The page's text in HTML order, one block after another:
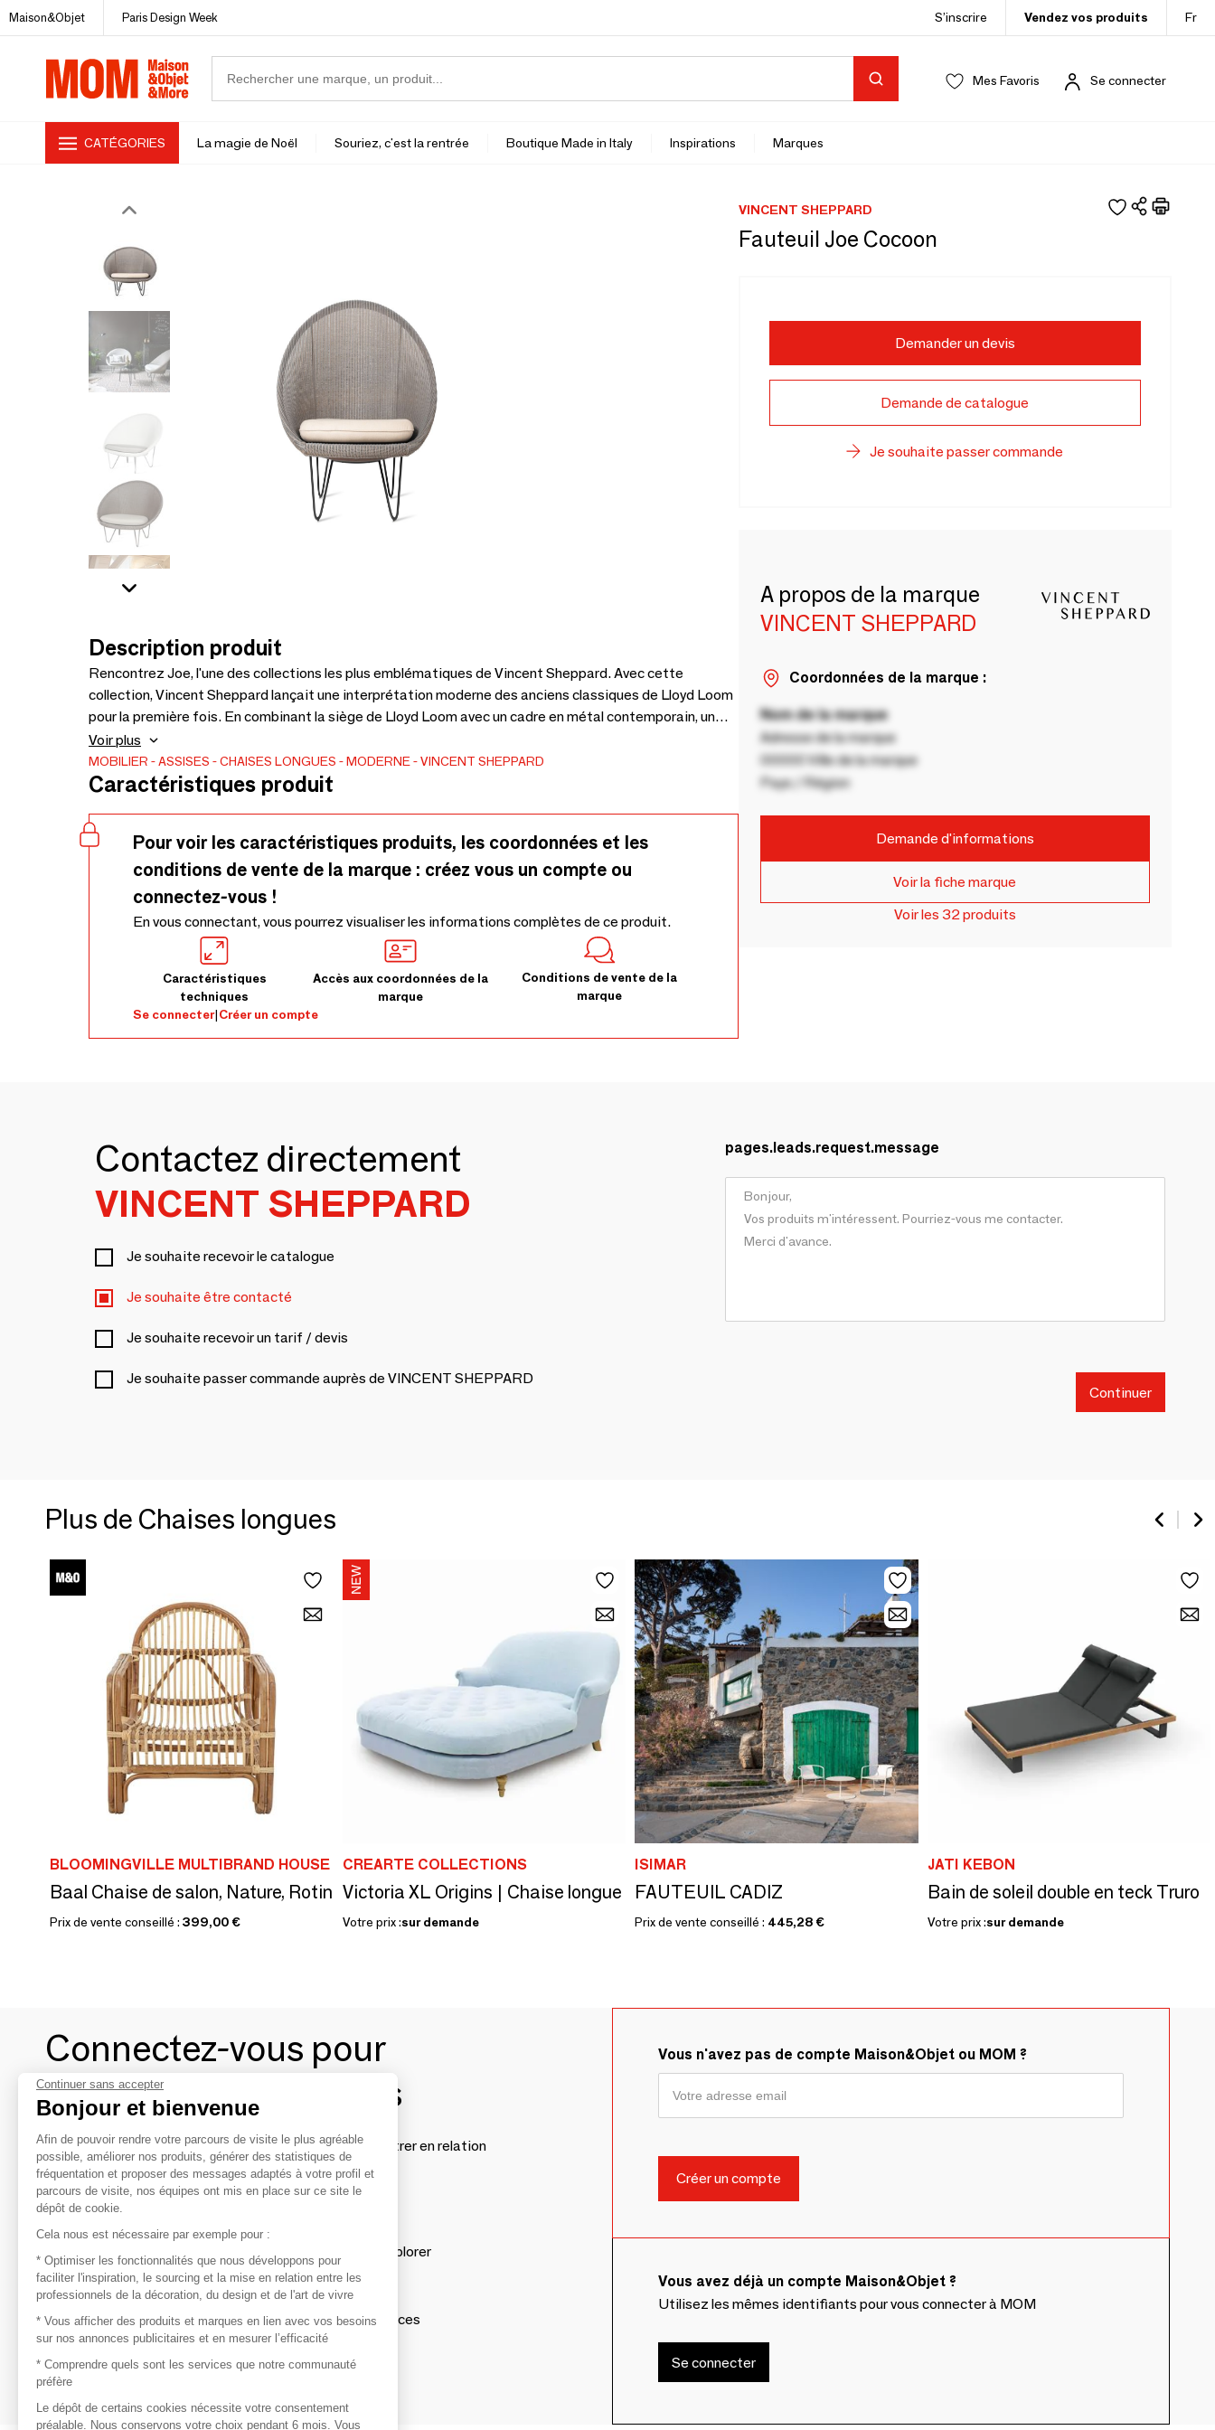
Maison&Objet Paris Design Week S’inscrire Vendez vos produits Fr
Mes Favoris Se connecter
CATÉGORIES La magie de Noël Souriez, c'est la rentrée Boutique Made in Italy Inspirations Marques
Description produit
Rencontrez Joe, l'une des collections les plus emblématiques de Vincent Sheppard. Avec cette
collection, Vincent Sheppard lançait une interprétation moderne des anciens classiques de Lloyd Loom
pour la première fois. En combinant la siège de Lloyd Loom avec un cadre en métal contemporain, un
design étonnamment léger est créé qui préserve l'aspect raffiné du tissu Lloyd Loom, mais se sent très
contemporain. Le siège est disponible dans toutes les couleurs Lloyd Loom de Vincent Sheppard ou
n'importe quelle couleur de RAL de votre choix.
Voir plus
MOBILIER ASSISES CHAISES LONGUES MODERNE VINCENT SHEPPARD
Caractéristiques produit
Pour voir les caractéristiques produits, les coordonnées et les
conditions de vente de la marque : créez vous un compte ou
connectez-vous !
En vous connectant, vous pourrez visualiser les informations complètes de ce produit.
Caractéristiques
techniques
Accès aux coordonnées de la
marque
Conditions de vente de la
marque
Se connecter|Créer un compte
VINCENT SHEPPARD
Fauteuil Joe Cocoon
Demander un devis
Demande de catalogue
Je souhaite passer commande
A propos de la marque
VINCENT SHEPPARD
Coordonnées de la marque :
Nom de la marque
Adresse de la marque
00000 Ville de la marque
Pays / Région
Demande d'informations
Voir la fiche marque
Voir les 32 produits
Contactez directement
VINCENT SHEPPARD
Je souhaite recevoir le catalogue
Je souhaite être contacté
Je souhaite recevoir un tarif / devis
Je souhaite passer commande auprès de VINCENT SHEPPARD
pages.leads.request.message
Continuer
Plus de Chaises longues
BLOOMINGVILLE MULTIBRAND HOUSE
Baal Chaise de salon, Nature, Rotin
Prix de vente conseillé : 399,00 €
CREARTE COLLECTIONS
Victoria XL Origins | Chaise longue
Votre prix :sur demande
ISIMAR
FAUTEUIL CADIZ
Prix de vente conseillé : 445,28 €
JATI KEBON
Bain de soleil double en teck Truro
Votre prix :sur demande
Connectez-vous pour
contacter les marques
Afin de profiter au mieux de l'expérience MOM et de rentrer en relation
avec vos marques préférées, créez-vous un compte.
Découvrir
Les produits de milliers de fournisseurs à explorer
S'inspirer
Inspiration et sélections de produits tendances
Contacter
Vous n'avez pas de compte Maison&Objet ou MOM ?
Vous avez déjà un compte Maison&Objet ?
Utilisez les mêmes identifiants pour vous connecter à MOM
Se connecter
Continuer sans accepter
Bonjour et bienvenue
Afin de pouvoir rendre votre parcours de visite le plus agréable
possible, améliorer nos produits, générer des statistiques de
fréquentation et proposer des messages adaptés à votre profil et
parcours de visite, nos équipes ont mis en place sur ce site le
dépôt de cookie.
Cela nous est nécessaire par exemple pour :
* Optimiser les fonctionnalités que nous développons pour
faciliter l'inspiration, le sourcing et la mise en relation entre les
professionnels de la décoration, du design et de l'art de vivre
* Vous afficher des produits et marques en lien avec vos besoins
sur nos annonces publicitaires et en mesurer l’efficacité
* Comprendre quels sont les services que notre communauté
préfère
Le dépôt de certains cookies nécessite votre consentement
préalable. Nous conservons votre choix pendant 6 mois. Vous